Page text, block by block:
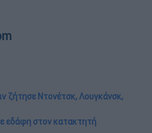
ζήτησε Ντονέτσκ, Λουγκάνσκ,
εδάφη στον κατακτητή